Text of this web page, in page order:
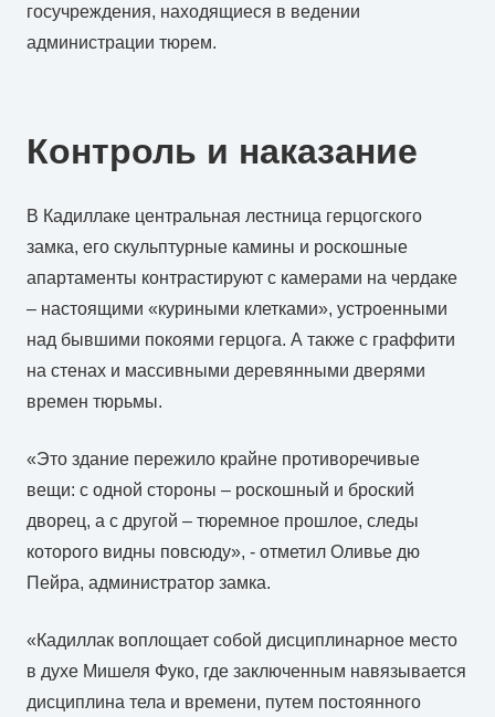
госучреждения, находящиеся в ведении
администрации тюрем.
Контроль и наказание
В Кадиллаке центральная лестница герцогского
замка, его скульптурные камины и роскошные
апартаменты контрастируют с камерами на чердаке
– настоящими «куриными клетками», устроенными
над бывшими покоями герцога. А также с граффити
на стенах и массивными деревянными дверями
времен тюрьмы.
«Это здание пережило крайне противоречивые
вещи: с одной стороны – роскошный и броский
дворец, а с другой – тюремное прошлое, следы
которого видны повсюду», - отметил Оливье дю
Пейра, администратор замка.
«Кадиллак воплощает собой дисциплинарное место
в духе Мишеля Фуко, где заключенным навязывается
дисциплина тела и времени, путем постоянного